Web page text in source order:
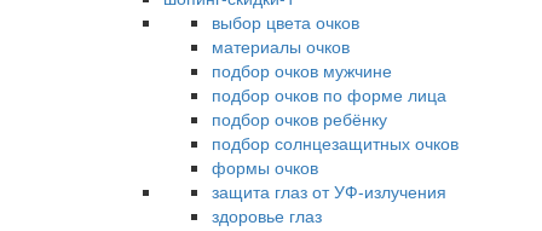
выбор цвета очков
материалы очков
подбор очков мужчине
подбор очков по форме лица
подбор очков ребёнку
подбор солнцезащитных очков
формы очков
защита глаз от УФ-излучения
здоровье глаз